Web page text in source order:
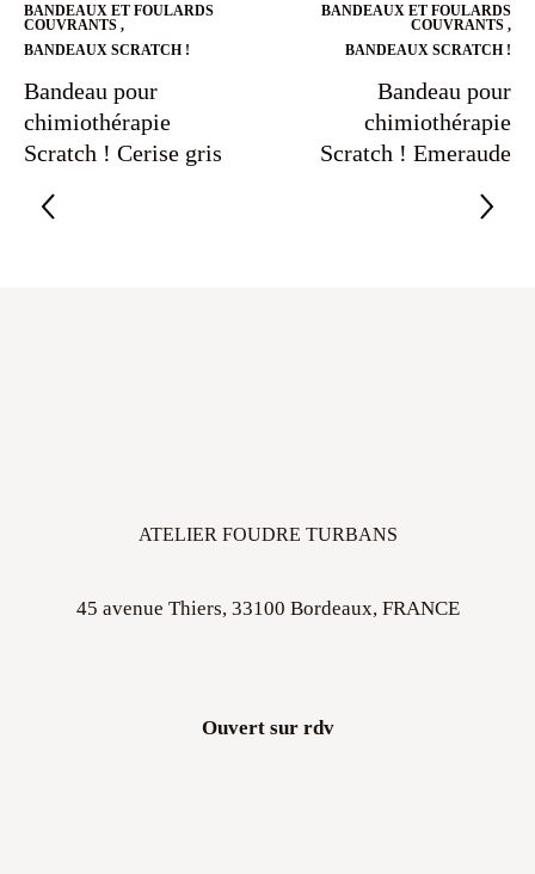
BANDEAUX ET FOULARDS
COUVRANTS ,
BANDEAUX SCRATCH !
Bandeau pour
chimiothérapie
Scratch ! Cerise gris
BANDEAUX ET FOULARDS
COUVRANTS ,
BANDEAUX SCRATCH !
Bandeau pour
chimiothérapie
Scratch ! Emeraude
ATELIER FOUDRE TURBANS
45 avenue Thiers, 33100 Bordeaux, FRANCE
Ouvert sur rdv